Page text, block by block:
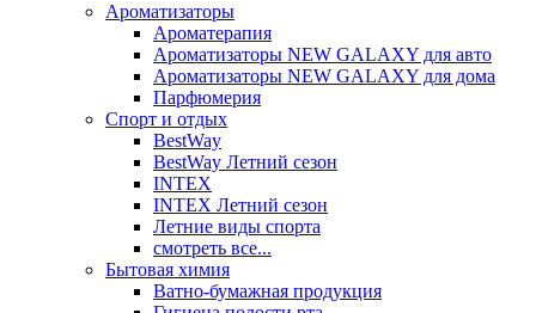
Ароматизаторы
Ароматерапия
Ароматизаторы NEW GALAXY для авто
Ароматизаторы NEW GALAXY для дома
Парфюмерия
Спорт и отдых
BestWay
BestWay Летний сезон
INTEX
INTEX Летний сезон
Летние виды спорта
смотреть все...
Бытовая химия
Ватно-бумажная продукция